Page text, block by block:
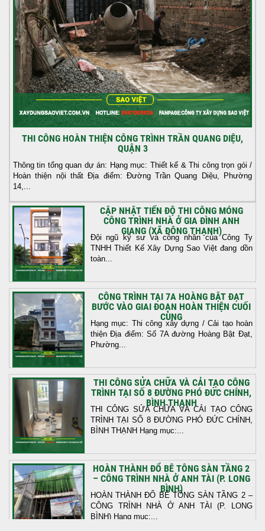
THI CÔNG HOÀN THIỆN CÔNG TRÌNH TRẦN QUANG DIỆU,
QUẬN 3
Thông tin tổng quan dự án: Hạng mục: Thiết kế & Thi công trọn gói /
Hoàn thiện nội thất Địa điểm: Đường Trần Quang Diệu, Phường
14,...
CẬP NHẬT TIẾN ĐỘ THI CÔNG MÓNG
CÔNG TRÌNH NHÀ Ở GIA ĐÌNH ANH
GIANG (XÃ ĐÔNG THẠNH)
Đội ngũ kỹ sư và công nhân của Công Ty
TNHH Thiết Kế Xây Dựng Sao Việt đang dồn
toàn...
CÔNG TRÌNH TẠI 7A HOÀNG BẬT ĐẠT
BƯỚC VÀO GIAI ĐOẠN HOÀN THIỆN CUỐI
CÙNG
Hạng mục: Thi công xây dựng / Cải tạo hoàn
thiện Địa điểm: Số 7A đường Hoàng Bật Đạt,
Phường...
THI CÔNG SỬA CHỮA VÀ CẢI TẠO CÔNG
TRÌNH TẠI SỐ 8 ĐƯỜNG PHÓ ĐỨC CHÍNH,
BÌNH THẠNH
THI CÔNG SỬA CHỮA VÀ CẢI TẠO CÔNG
TRÌNH TẠI SỐ 8 ĐƯỜNG PHÓ ĐỨC CHÍNH,
BÌNH THẠNH Hạng mục:...
HOÀN THÀNH ĐỔ BÊ TÔNG SÀN TẦNG 2
– CÔNG TRÌNH NHÀ Ở ANH TÀI (P. LONG
BÌNH)
HOÀN THÀNH ĐỔ BÊ TÔNG SÀN TẦNG 2 –
CÔNG TRÌNH NHÀ Ở ANH TÀI (P. LONG
BÌNH) Hạng mục:...